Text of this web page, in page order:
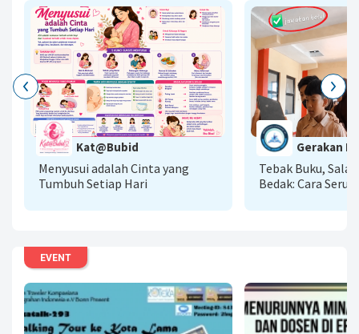
Kat@Bubid
Menyusui adalah Cinta yang
Tumbuh Setiap Hari
Gerakan
Tebak Buku,
Bedak: Cara Seru
EVENT